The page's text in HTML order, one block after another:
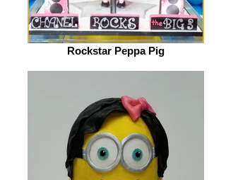
Rockstar Peppa Pig